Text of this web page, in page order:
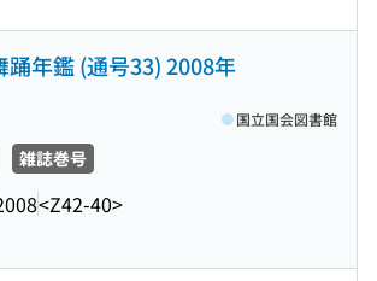
踊年鑑 (通号33) 2008年
雑誌巻号
<Z42-40>
国立国会図書館